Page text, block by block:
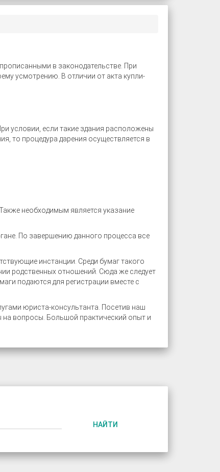
в законодательстве. При
усмотрению. В отличии от акта купли-
условии, если такие здания расположены
то процедура дарения осуществляется в
необходимым является указание
По завершению данного процесса все
инстанции. Среди бумаг такого
родственных отношений. Сюда же следует
подаются для регистрации вместе с
юриста-консультанта. Посетив наш
на вопросы. Большой практический опыт и
НАЙТИ